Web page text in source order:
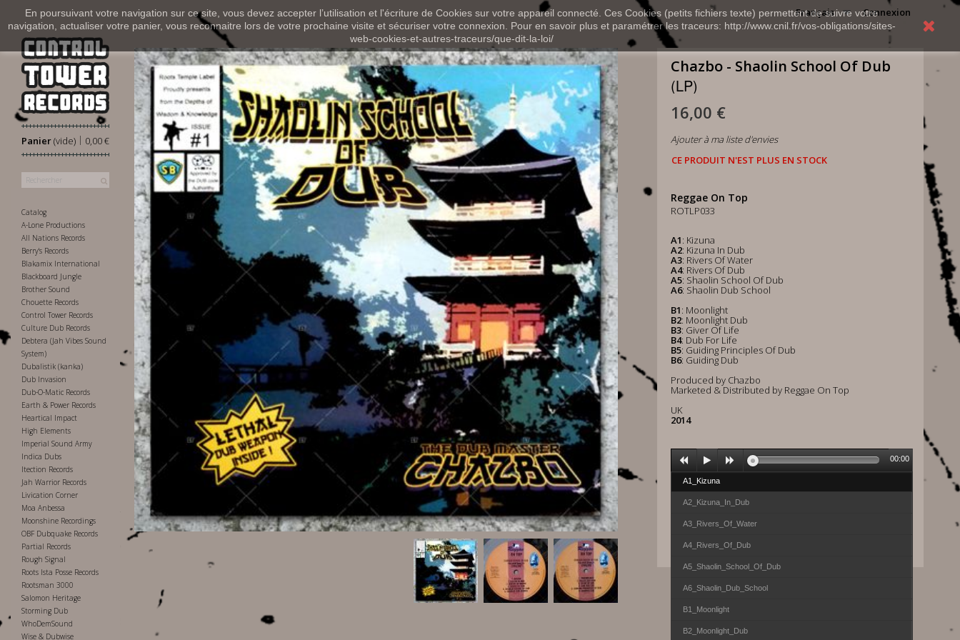
En poursuivant votre navigation sur ce site, vous devez accepter l’utilisation et l'écriture de Cookies sur votre appareil connecté. Ces Cookies (petits fichiers texte) permettent de suivre votre
navigation, actualiser votre panier, vous reconnaitre lors de votre prochaine visite et sécuriser votre connexion. Pour en savoir plus et paramétrer les traceurs: http://www.cnil.fr/vos-obligations/sites-
web-cookies-et-autres-traceurs/que-dit-la-loi/
Connexion
Français
Panier 0,00 €
|
(vide)
Catalog
A-Lone Productions
All Nations Records
Berry's Records
Blakamix International
Blackboard Jungle
Brother Sound
Chouette Records
Control Tower Records
Culture Dub Records
Debtera (Jah Vibes Sound
System)
Dubalistik (kanka)
Dub Invasion
Dub-O-Matic Records
Earth & Power Records
Heartical Impact
High Elements
Imperial Sound Army
Indica Dubs
Itection Records
Jah Warrior Records
Livication Corner
Moa Anbessa
Moonshine Recordings
OBF Dubquake Records
Partial Records
Rough Signal
Roots Ista Posse Records
Rootsman 3000
Salomon Heritage
Storming Dub
WhoDemSound
Wise & Dubwise
Chazbo - Shaolin School Of Dub
(LP)
16,00 €
Ajouter à ma liste d'envies
CE PRODUIT N'EST PLUS EN STOCK
Reggae On Top
ROTLP033
A1: Kizuna
A2: Kizuna In Dub
A3: Rivers Of Water
A4: Rivers Of Dub
A5: Shaolin School Of Dub
A6: Shaolin Dub School
B1: Moonlight
B2: Moonlight Dub
B3: Giver Of Life
B4: Dub For Life
B5: Guiding Principles Of Dub
B6: Guiding Dub
Produced by Chazbo
Marketed & Distributed by Reggae On Top
UK
2014
A1_Kizuna
A2_Kizuna_In_Dub
A3_Rivers_Of_Water
A4_Rivers_Of_Dub
A5_Shaolin_School_Of_Dub
A6_Shaolin_Dub_School
B1_Moonlight
B2_Moonlight_Dub
00:00